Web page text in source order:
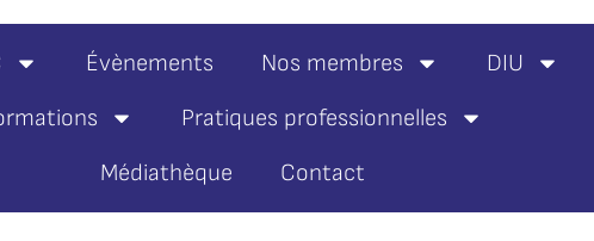
Évènements Nos membres
DIU
Pratiques professionnelles
Médiathèque
Contact